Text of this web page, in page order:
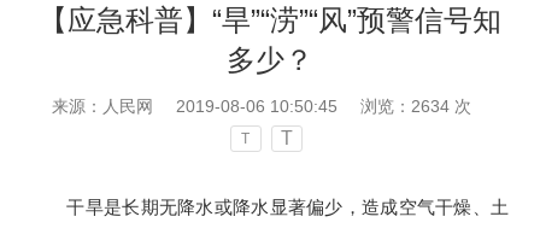
【应急科普】“旱”“涝”“风”预警信号知
多少？
来源：人民网 2019-08-06 10:50:45 浏览： 2634次
T T
干旱是长期无降水或降水显著偏少，造成空气干燥、土